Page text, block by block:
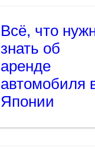
Всё, что
знать об
аренде
автомобиля
Японии